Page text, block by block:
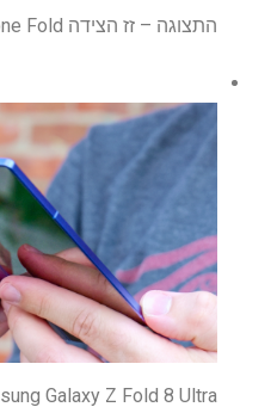
התצוגה – זז הצידה iPhone Fold